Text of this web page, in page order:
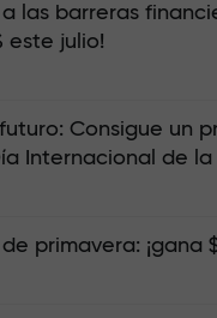
las barreras
este julio!
Consigue un
Internacional de la
primavera: ¡gana